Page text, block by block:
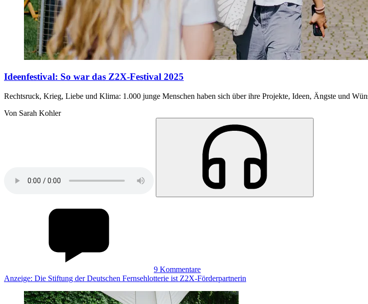
Ideenfestival: So war das Z2X-Festival 2025
Rechtsruck, Krieg, Liebe und Klima: 1.000 junge Menschen haben sich über ihre Projekte, Ideen, Ängste und
Von Sarah Kohler
9 Kommentare
Anzeige: Die Stiftung der Deutschen Fernsehlotterie ist Z2X-Förderpartnerin